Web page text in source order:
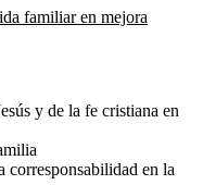
familiar en mejora
y de la fe cristiana en
corresponsabilidad en la